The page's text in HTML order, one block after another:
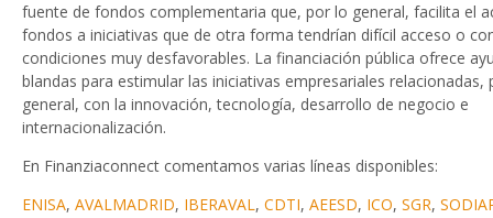
fuente de fondos complementaria que, por lo general, facilita el
fondos a iniciativas que de otra forma tendrían difícil acceso o
condiciones muy desfavorables. La financiación pública ofrece
blandas para estimular las iniciativas empresariales relacionadas,
general, con la innovación, tecnología, desarrollo de negocio e
internacionalización.
En Finanziaconnect comentamos varias líneas disponibles:
ENISA, AVALMADRID, IBERAVAL, CDTI, AEESD, ICO, SGR,